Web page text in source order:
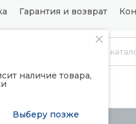
Гарантия и возврат
наличие товара,
Выберу позже
механизмы